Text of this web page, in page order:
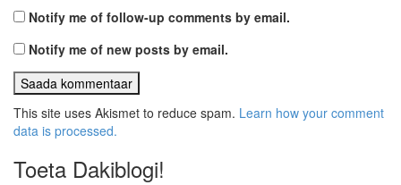
Notify me of follow-up comments by email.
Notify me of new posts by email.
This site uses Akismet to reduce spam. Learn how your comment
data is processed.
Toeta Dakiblogi!